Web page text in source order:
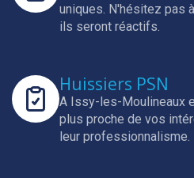
uniques. N'hésitez pas
ils seront réactifs.
Huissiers PSN
A Issy-les-Moulineaux
plus proche de vos
leur professionnalisme.